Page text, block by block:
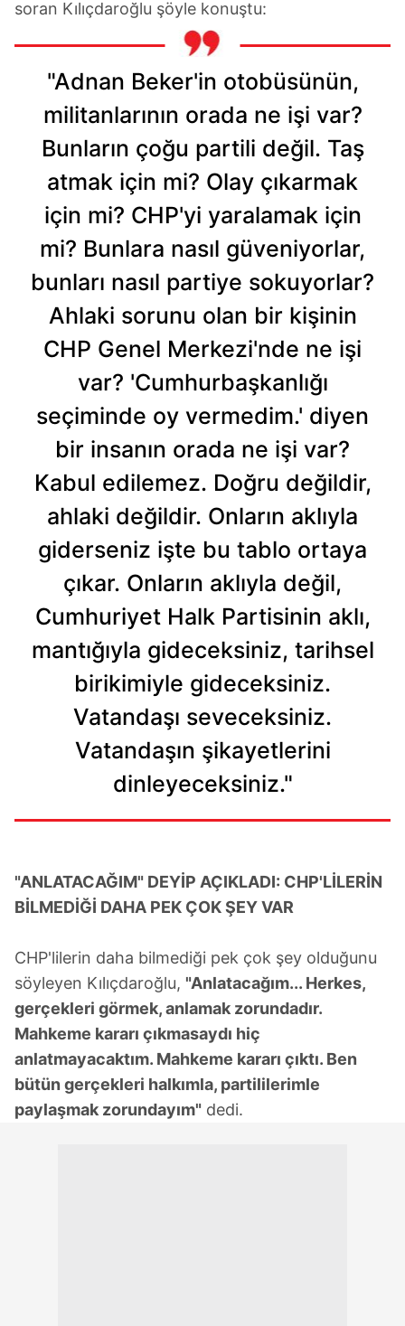
soran Kılıçdaroğlu şöyle konuştu:
"Adnan Beker'in otobüsünün,
militanlarının orada ne işi var?
Bunların çoğu partili değil. Taş
atmak için mi? Olay çıkarmak
için mi? CHP'yi yaralamak için
mi? Bunlara nasıl güveniyorlar,
bunları nasıl partiye sokuyorlar?
Ahlaki sorunu olan bir kişinin
CHP Genel Merkezi'nde ne işi
var? 'Cumhurbaşkanlığı
seçiminde oy vermedim.' diyen
bir insanın orada ne işi var?
Kabul edilemez. Doğru değildir,
ahlaki değildir. Onların aklıyla
giderseniz işte bu tablo ortaya
çıkar. Onların aklıyla değil,
Cumhuriyet Halk Partisinin aklı,
mantığıyla gideceksiniz, tarihsel
birikimiyle gideceksiniz.
Vatandaşı seveceksiniz.
Vatandaşın şikayetlerini
dinleyeceksiniz."
"ANLATACAĞIM" DEYİP AÇIKLADI: CHP'LİLERİN
BİLMEDİĞİ DAHA PEK ÇOK ŞEY VAR
CHP'lilerin daha bilmediği pek çok şey olduğunu
söyleyen Kılıçdaroğlu, "Anlatacağım... Herkes,
gerçekleri görmek, anlamak zorundadır.
Mahkeme kararı çıkmasaydı hiç
anlatmayacaktım. Mahkeme kararı çıktı. Ben
bütün gerçekleri halkımla, partililerimle
paylaşmak zorundayım" dedi.